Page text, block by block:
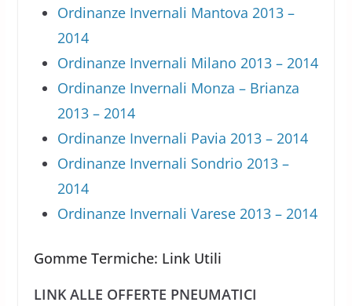
Ordinanze Invernali Mantova 2013 –
2014
Ordinanze Invernali Milano 2013 – 2014
Ordinanze Invernali Monza – Brianza
2013 – 2014
Ordinanze Invernali Pavia 2013 – 2014
Ordinanze Invernali Sondrio 2013 –
2014
Ordinanze Invernali Varese 2013 – 2014
Gomme Termiche: Link Utili
LINK ALLE OFFERTE PNEUMATICI